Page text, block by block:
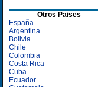
Otros Paises
España
Argentina
Bolivia
Chile
Colombia
Costa Rica
Cuba
Ecuador